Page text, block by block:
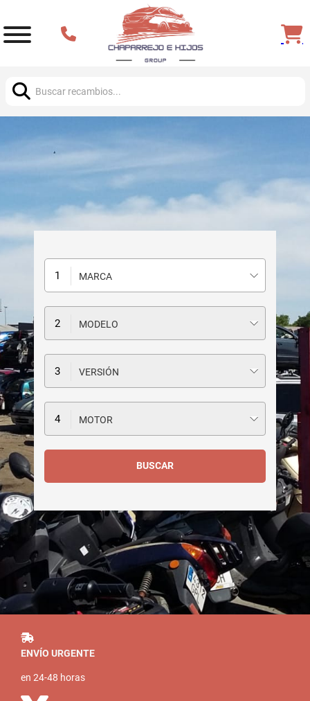
MARCA
MODELO
VERSIÓN
MOTOR
ENVÍO URGENTE
en 24-48 horas